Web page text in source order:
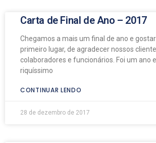
Carta de Final de Ano – 2017
Chegamos a mais um final de ano e
primeiro lugar, de agradecer nossos
colaboradores e funcionários. Foi um ano
riquíssimo
CONTINUAR LENDO
28 de dezembro de 2017